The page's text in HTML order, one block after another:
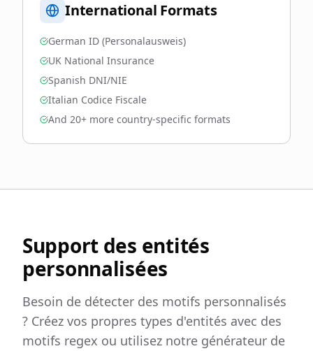
International Formats
German ID (Personalausweis)
UK National Insurance
Spanish DNI/NIE
Italian Codice Fiscale
And 20+ more country-specific formats
Support des entités
personnalisées
Besoin de détecter des motifs personnalisés
? Créez vos propres types d'entités avec des
motifs regex ou utilisez notre générateur de